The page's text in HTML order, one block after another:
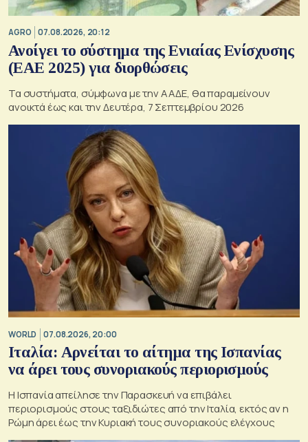
AGRO 07.08.2026, 20:12
Ανοίγει το σύστημα της Ενιαίας Ενίσχυσης
(ΕΑΕ 2025) για διορθώσεις
Τα συστήματα, σύμφωνα με την ΑΑΔΕ, θα παραμείνουν
ανοικτά έως και την Δευτέρα, 7 Σεπτεμβρίου 2026
WORLD 07.08.2026, 20:00
Ιταλία: Αρνείται το αίτημα της Ισπανίας
να άρει τους συνοριακούς περιορισμούς
Η Ισπανία απείλησε την Παρασκευή να επιβάλει
περιορισμούς στους ταξιδιώτες από την Ιταλία, εκτός αν η
Ρώμη άρει έως την Κυριακή τους συνοριακούς ελέγχους